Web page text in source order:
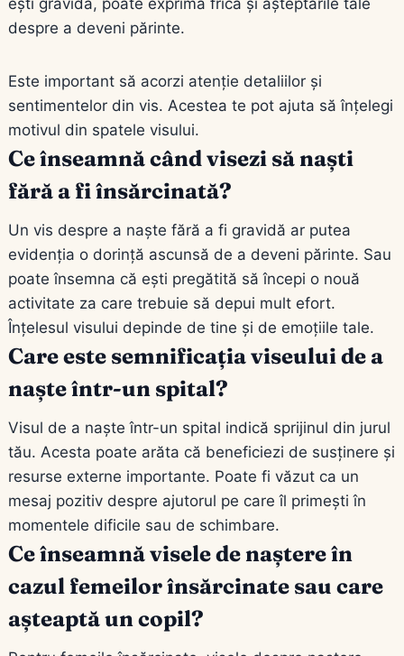
despre a deveni părinte.
Este important să acorzi atenție detaliilor și
sentimentelor din vis. Acestea te pot ajuta să înțelegi
motivul din spatele visului.
Ce înseamnă când visezi să naști
fără a fi însărcinată?
Un vis despre a naște fără a fi gravidă ar putea
evidenția o dorință ascunsă de a deveni părinte. Sau
poate însemna că ești pregătită să începi o nouă
activitate za care trebuie să depui mult efort.
Înțelesul visului depinde de tine și de emoțiile tale.
Care este semnificația viseului de a
naște într-un spital?
Visul de a naște într-un spital indică sprijinul din jurul
tău. Acesta poate arăta că beneficiezi de susținere și
resurse externe importante. Poate fi văzut ca un
mesaj pozitiv despre ajutorul pe care îl primești în
momentele dificile sau de schimbare.
Ce înseamnă visele de naștere în
cazul femeilor însărcinate sau care
așteaptă un copil?